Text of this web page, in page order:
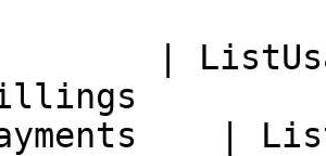
|
|